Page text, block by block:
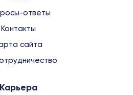
ответы
Контакты
сайта
Карьера